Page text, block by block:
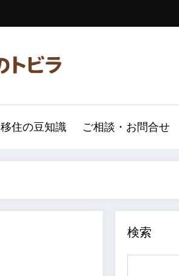
移住の豆知識 ご相談・お問合せ
検索